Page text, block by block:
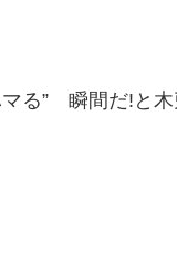
る” 瞬間だ!と木